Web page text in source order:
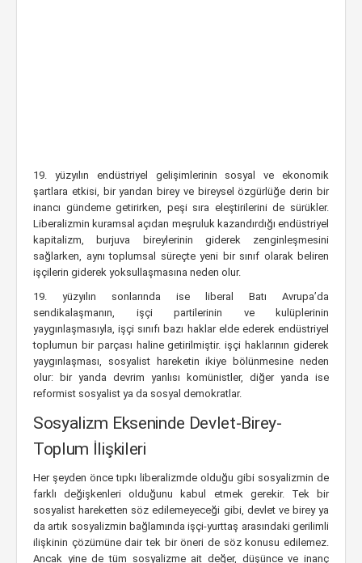
19. yüzyılın endüstriyel gelişimlerinin sosyal ve ekonomik
şartlara etkisi, bir yandan birey ve bireysel özgürlüğe derin bir
inancı gündeme getirirken, peşi sıra eleştirilerini de sürükler.
Liberalizmin kuramsal açıdan meşruluk kazandırdığı endüstriyel
kapitalizm, burjuva bireylerinin giderek zenginleşmesini
sağlarken, aynı toplumsal süreçte yeni bir sınıf olarak beliren
işçilerin giderek yoksullaşmasına neden olur.
19. yüzyılın sonlarında ise liberal Batı Avrupa’da
sendikalaşmanın, işçi partilerinin ve kulüplerinin
yaygınlaşmasıyla, işçi sınıfı bazı haklar elde ederek endüstriyel
toplumun bir parçası haline getirilmiştir. işçi haklarının giderek
yaygınlaşması, sosyalist hareketin ikiye bölünmesine neden
olur: bir yanda devrim yanlısı komünistler, diğer yanda ise
reformist sosyalist ya da sosyal demokratlar.
Sosyalizm Ekseninde Devlet-Birey-
Toplum İlişkileri
Her şeyden önce tıpkı liberalizmde olduğu gibi sosyalizmin de
farklı değişkenleri olduğunu kabul etmek gerekir. Tek bir
sosyalist hareketten söz edilemeyeceği gibi, devlet ve birey ya
da artık sosyalizmin bağlamında işçi-yurttaş arasındaki gerilimli
ilişkinin çözümüne dair tek bir öneri de söz konusu edilemez.
Ancak yine de tüm sosyalizme ait değer, düşünce ve inanç